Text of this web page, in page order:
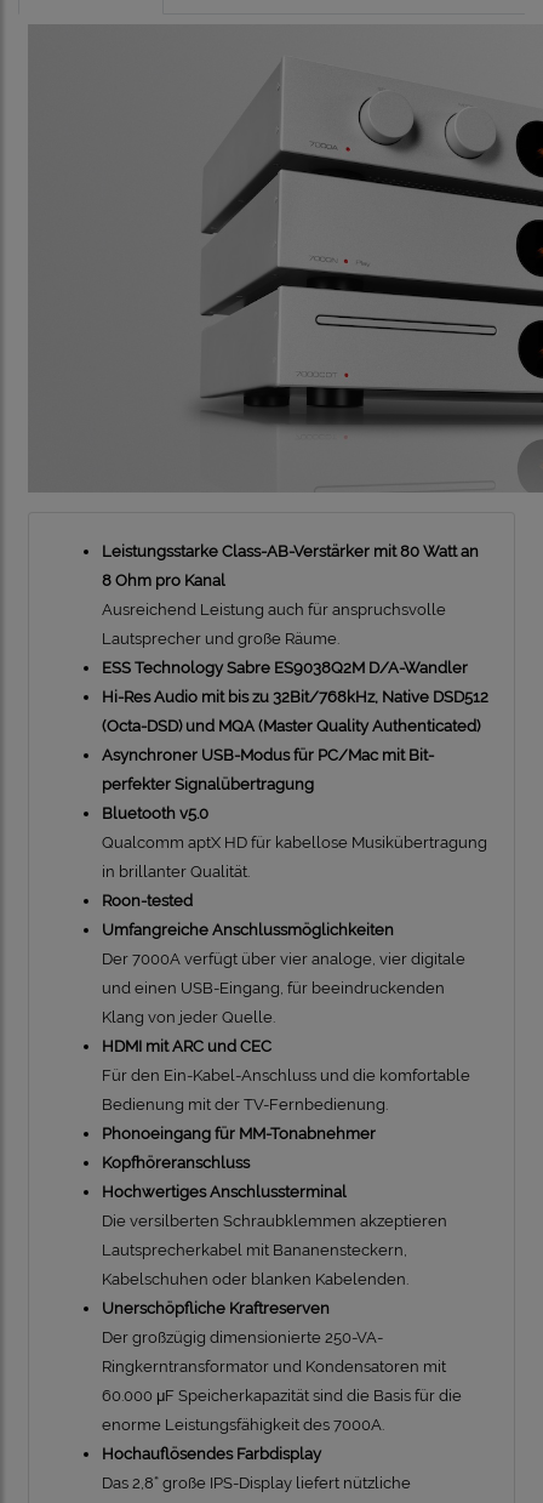
Leistungsstarke Class-AB-Verstärker mit 80 Watt an
8 Ohm pro Kanal
Ausreichend Leistung auch für anspruchsvolle
Lautsprecher und große Räume.
ESS Technology Sabre ES9038Q2M D/A-Wandler
Hi-Res Audio mit bis zu 32Bit/768kHz, Native DSD512
(Octa-DSD) und MQA (Master Quality Authenticated)
Asynchroner USB-Modus für PC/Mac mit Bit-
perfekter Signalübertragung
Bluetooth v5.0
Qualcomm aptX HD für kabellose Musikübertragung
in brillanter Qualität.
Roon-tested
Umfangreiche Anschlussmöglichkeiten
Der 7000A verfügt über vier analoge, vier digitale
und einen USB-Eingang, für beeindruckenden
Klang von jeder Quelle.
HDMI mit ARC und CEC
Für den Ein-Kabel-Anschluss und die komfortable
Bedienung mit der TV-Fernbedienung.
Phonoeingang für MM-Tonabnehmer
Kopfhöreranschluss
Hochwertiges Anschlussterminal
Die versilberten Schraubklemmen akzeptieren
Lautsprecherkabel mit Bananensteckern,
Kabelschuhen oder blanken Kabelenden.
Unerschöpfliche Kraftreserven
Der großzügig dimensionierte 250-VA-
Ringkerntransformator und Kondensatoren mit
60.000 μF Speicherkapazität sind die Basis für die
enorme Leistungsfähigkeit des 7000A.
Hochauflösendes Farbdisplay
Das 2,8“ große IPS-Display liefert nützliche